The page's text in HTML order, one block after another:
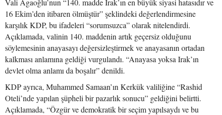
Vali Agaoğlu’nun “140. madde Irak’ın en büyük siyasi hatasıdır ve
16 Ekim’den itibaren ölmüştür” şeklindeki değerlendirmesine
karşılık KDP, bu ifadeleri “sorumsuzca” olarak nitelendirdi.
Açıklamada, valinin 140. maddenin artık geçersiz olduğunu
söylemesinin anayasayı değersizleştirmek ve anayasanın ortadan
kalkması anlamına geldiği vurgulandı. “Anayasa yoksa Irak’ın
devlet olma anlamı da boşalır” denildi.
KDP ayrıca, Muhammed Samaan’ın Kerkük valiliğine “Rashid
Oteli’nde yapılan şüpheli bir pazarlık sonucu” geldiğini belirtti.
Açıklamada, “Özgür ve demokratik bir seçim yapılsaydı ve bu